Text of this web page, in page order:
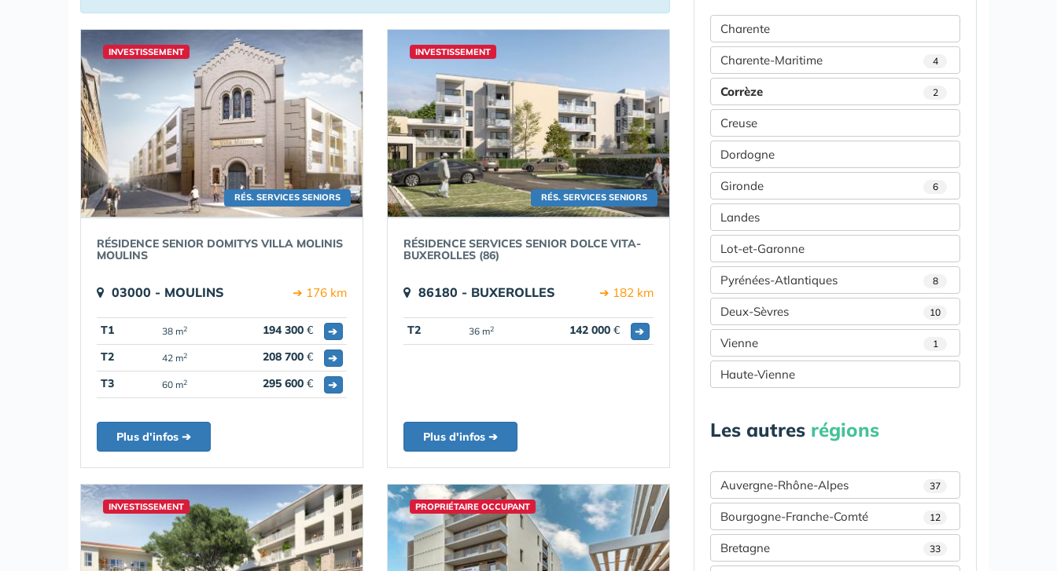
RÉS. SERVICES SENIORS
INVESTISSEMENT
RÉSIDENCE SENIOR DOMITYS VILLA MOLINIS
MOULINS
03000 - MOULINS ➔ 176 km
T1 38 m2 194 300 €
➔
T2
42 m2 208 700 €
➔
T3
60 m2 295 600 € ➔
Plus d'infos ➔
RÉS. SERVICES SENIORS
INVESTISSEMENT
RÉSIDENCE SERVICES SENIOR DOLCE VITA-
BUXEROLLES (86)
86180 - BUXEROLLES ➔ 182 km
T2 36 m2 142 000 € ➔
Plus d'infos ➔
INVESTISSEMENT PROPRIÉTAIRE OCCUPANT
Charente
Charente-Maritime 4
Corrèze 2
Creuse
Dordogne
Gironde 6
Landes
Lot-et-Garonne
Pyrénées-Atlantiques 8
Deux-Sèvres 10
Vienne 1
Haute-Vienne
Les autres régions
Auvergne-Rhône-Alpes 37
Bourgogne-Franche-Comté 12
Bretagne 33